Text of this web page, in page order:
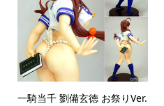
一騎当千 劉備玄徳 お祭りVer.